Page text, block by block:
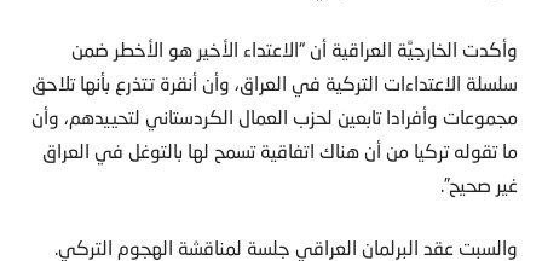
وأكدت الخارجيَّة العراقية أن “الاعتداء الأخير هو الأخطر ضمن
سلسلة الاعتداءات التركية في العراق، وأن أنقرة تتذرع بأنها تلاحق
مجموعات وأفرادا تابعين لحزب العمال الكردستاني لتحييدهم، وأن
ما تقوله تركيا من أن هناك اتفاقية تسمح لها بالتوغل في العراق
غير صحيح”.
والسبت عقد البرلمان العراقي جلسة لمناقشة الهجوم التركي.